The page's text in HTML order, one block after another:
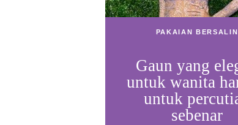
PAKAIAN BERSALIN
Gaun yang
untuk wanita
untuk
sebenar